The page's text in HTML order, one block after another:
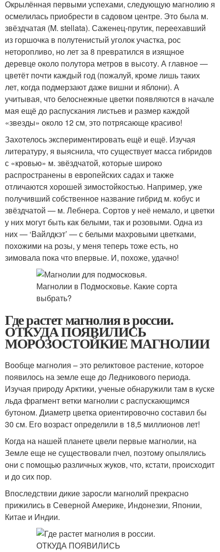
Окрылённая первыми успехами, следующую магнолию я
осмелилась приобрести в садовом центре. Это была м.
звёздчатая (M. stellata). Саженец-прутик, переехавший
из горшочка в полутенистый уголок участка, рос
неторопливо, но лет за 8 превратился в изящное
деревце около полутора метров в высоту. А главное —
цветёт почти каждый год (пожалуй, кроме лишь таких
лет, когда подмерзают даже вишни и яблони). А
учитывая, что белоснежные цветки появляются в начале
мая ещё до распускания листьев и размер каждой
«звезды» около 12 см, это потрясающе красиво!
Захотелось экспериментировать ещё и ещё. Изучая
литературу, я выяснила, что существует масса гибридов
с «кровью» м. звёздчатой, которые широко
распространены в европейских садах и также
отличаются хорошей зимостойкостью. Например, уже
получивший собственное название гибрид м. кобус и
звёздчатой — м. Лебнера. Сортов у неё немало, и цветки
у них могут быть как белыми, так и розовыми. Одна из
них — ‘Вайлдкэт’ — с белыми махровыми цветками,
похожими на розы, у меня теперь тоже есть, но
зимовала пока что впервые. И, похоже, удачно!
Где растет магнолия в россии.
ОТКУДА ПОЯВИЛИСЬ
МОРОЗОСТОЙКИЕ МАГНОЛИИ
Вообще магнолия – это реликтовое растение, которое
появилось на земле еще до Ледникового периода.
Изучая природу Арктики, ученые обнаружили там в куске
льда фрагмент ветки магнолии с распускающимся
бутоном. Диаметр цветка ориентировочно составил бы
30 см. Его возраст определили в 18,5 миллионов лет!
Когда на нашей планете цвели первые магнолии, на
Земле еще не существовали пчел, поэтому опылялись
они с помощью различных жуков, что, кстати, происходит
и до сих пор.
Впоследствии дикие заросли магнолий прекрасно
прижились в Северной Америке, Индонезии, Японии,
Китае и Индии.